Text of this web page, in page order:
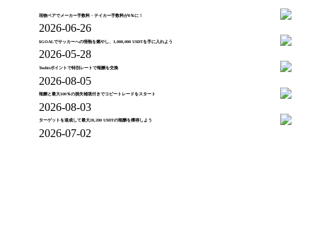
現物ペアでメーカー手数料・テイカー手数料が0％に！
2026-06-26
$GOALでサッカーへの情熱を燃やし、1,000,000 USDTを手に入れよう
2026-05-28
Toobitポイントで特別レートで報酬を交換
2026-08-05
報酬と最大100％の損失補填付きでコピートレードをスタート
2026-08-03
ターゲットを達成して最大20,200 USDTの報酬を獲得しよう
2026-07-02